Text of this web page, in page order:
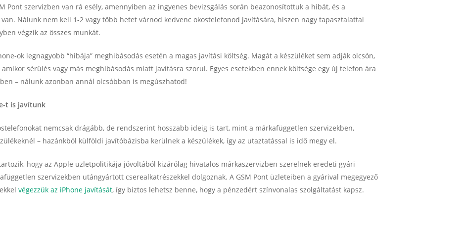
Pont szervizben van rá esély, amennyiben az ingyenes bevizsgálás során beazonosítottuk a hibát, és a
Nálunk nem kell 1-2 vagy több hetet várnod kedvenc okostelefonod javítására, hiszen nagy tapasztalattal
végzik az összes munkát.
ok legnagyobb “hibája” meghibásodás esetén a magas javítási költség. Magát a készüléket sem adják olcsón,
sérülés vagy más meghibásodás miatt javításra szorul. Egyes esetekben ennek költsége egy új telefon ára
– nálunk azonban annál olcsóbban is megúszhatod!
t is javítunk
nemcsak drágább, de rendszerint hosszabb ideig is tart, mint a márkafüggetlen szervizekben,
– hazánkból külföldi javítóbázisba kerülnek a készülékek, így az utaztatással is idő megy el.
hogy az Apple üzletpolitikája jóvoltából kizárólag hivatalos márkaszervizben szerelnek eredeti gyári
szervizekben utángyártott cserealkatrészekkel dolgoznak. A GSM Pont üzleteiben a gyárival megegyező
végezzük az iPhone javítását, így biztos lehetsz benne, hogy a pénzedért színvonalas szolgáltatást kapsz.